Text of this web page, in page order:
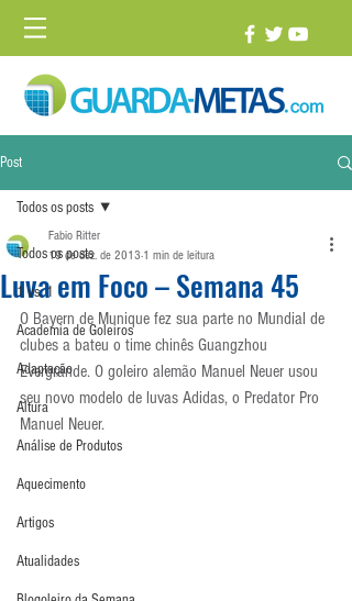
Post
Todos os posts
1 vs. 1
Academia de Goleiros
Adaptação
Altura
Análise de Produtos
Aquecimento
Artigos
Atualidades
Todos os posts
Luva em Foco – Semana 45
Fabio Ritter
19 de dez. de 2013 1 min de leitura
O Bayern de Munique fez sua parte no Mundial de
clubes a bateu o time chinês Guangzhou
Evergrande. O goleiro alemão Manuel Neuer usou
seu novo modelo de luvas Adidas, o Predator Pro
Manuel Neuer.